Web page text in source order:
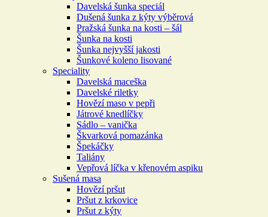
Davelská šunka speciál
Dušená šunka z kýty výběrová
Pražská šunka na kosti – šál
Šunka na kosti
Šunka nejvyšší jakosti
Šunkové koleno lisované
Speciality
Davelská maceška
Davelské riletky
Hovězí maso v pepři
Játrové knedlíčky
Sádlo – vanička
Škvarková pomazánka
Špekáčky
Taliány
Vepřová líčka v křenovém aspiku
Sušená masa
Hovězí pršut
Pršut z krkovice
Pršut z kýty